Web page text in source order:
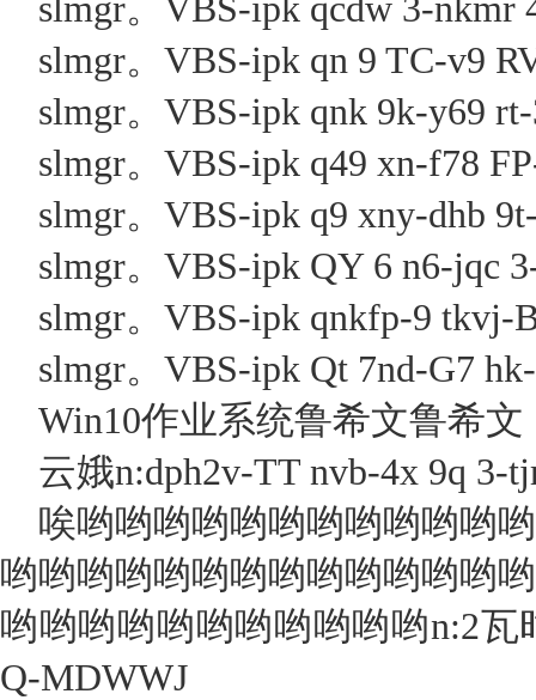
slmgr。VBS-ipk qcdw 3-nkmr
slmgr。VBS-ipk qn 9 TC-v9
slmgr。VBS-ipk qnk 9k-y69
slmgr。VBS-ipk q49 xn-f78
slmgr。VBS-ipk q9 xny-dhb
slmgr。VBS-ipk QY 6 n6-jqc
slmgr。VBS-ipk qnkfp-9 tkvj-
slmgr。VBS-ipk Qt 7nd-G7
Win10作业系统鲁希文鲁希文
云娥n:dph2v-TT nvb-4x 9q 3-
唉哟哟哟哟哟哟哟哟哟哟哟
哟哟哟哟哟哟哟哟哟哟哟哟哟
哟哟哟哟哟哟哟哟哟哟哟n:2瓦
Q-MDWWJ